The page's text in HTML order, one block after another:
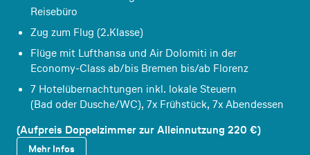
Reisebüro
Zug zum Flug (2.Klasse)
Flüge mit Lufthansa und Air Dolomiti in der
Economy-Class ab/bis Bremen bis/ab Florenz
7 Hotelübernachtungen inkl. lokale Steuern
(Bad oder Dusche/WC), 7x Frühstück, 7x Abendessen
(Aufpreis Doppelzimmer zur Alleinnutzung 220 €)
Mehr Infos